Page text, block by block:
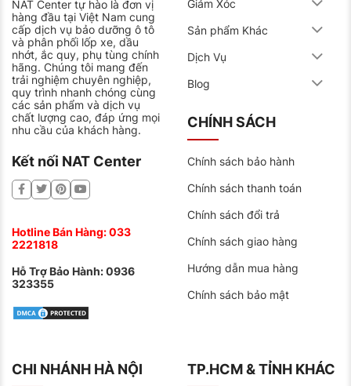
NAT Center tự hào là đơn vị
hàng đầu tại Việt Nam cung
cấp dịch vụ bảo dưỡng ô tô
và phân phối lốp xe, dầu
nhớt, ắc quy, phụ tùng chính
hãng. Chúng tôi mang đến
trải nghiệm chuyên nghiệp,
quy trình nhanh chóng cùng
các sản phẩm và dịch vụ
chất lượng cao, đáp ứng mọi
nhu cầu của khách hàng.
Kết nối NAT Center
Hotline Bán Hàng:033
2221818
Hỗ Trợ Bảo Hành:0936
323355
Giảm Xóc
Sản phẩm Khác
Dịch Vụ
Blog
CHÍNH SÁCH
Chính sách bảo hành
Chính sách thanh toán
Chính sách đổi trả
Chính sách giao hàng
Hướng dẫn mua hàng
Chính sách bảo mật
CHI NHÁNH HÀ NỘI TP.HCM & TỈNH KHÁC